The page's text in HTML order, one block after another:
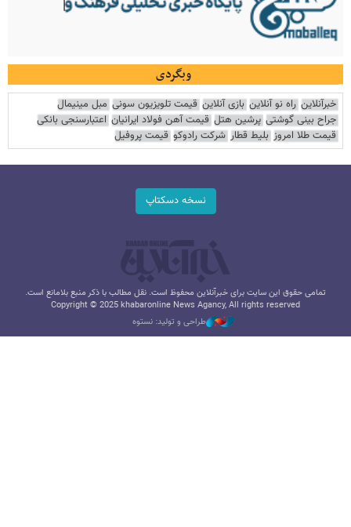
وبگردی
خبرآنلاین راه نو آنلاین بازی آنلاین قیمت تلویزیون سونی مبل مینیمال
جراح بینی گوشتی پرشین هتل قیمت آهن فولاد ایرانیان اعتبارسنجی بانکی
قیمت طلا امروز بلیط قطار شرکت رادوکو قیمت پروفیل
نسخه دسکتاپ
تمامی حقوق این سایت برای خبرآنلاین محفوظ است. نقل مطالب با ذکر منبع بلامانع است.
Copyright © 2025 khabaronline News Agancy, All rights reserved
طراحی و تولید: نستوه